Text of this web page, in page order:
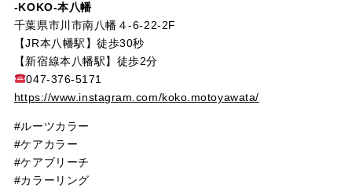
-KOKO-本八幡
千葉県市川市南八幡４-6-22-2F
【JR本八幡駅】徒歩30秒
【新宿線本八幡駅】徒歩2分
047-376-5171
https://www.instagram.com/koko.motoyawata/
#ルーツカラー
#ケアカラー
#ケアブリーチ
#カラーリング